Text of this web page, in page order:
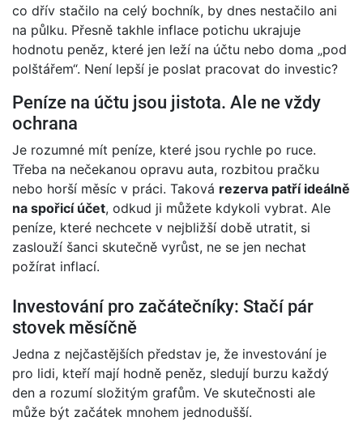
co dřív stačilo na celý bochník, by dnes nestačilo ani
na půlku. Přesně takhle inflace potichu ukrajuje
hodnotu peněz, které jen leží na účtu nebo doma „pod
polštářem“. Není lepší je poslat pracovat do investic?
Peníze na účtu jsou jistota. Ale ne vždy
ochrana
Je rozumné mít peníze, které jsou rychle po ruce.
Třeba na nečekanou opravu auta, rozbitou pračku
nebo horší měsíc v práci. Taková rezerva patří ideálně
na spořicí účet, odkud ji můžete kdykoli vybrat. Ale
peníze, které nechcete v nejbližší době utratit, si
zaslouží šanci skutečně vyrůst, ne se jen nechat
požírat inflací.
Investování pro začátečníky: Stačí pár
stovek měsíčně
Jedna z nejčastějších představ je, že investování je
pro lidi, kteří mají hodně peněz, sledují burzu každý
den a rozumí složitým grafům. Ve skutečnosti ale
může být začátek mnohem jednodušší.